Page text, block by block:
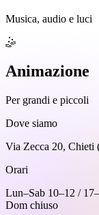
Musica, audio e luci
🤹
Animazione
Per grandi e piccoli
Dove siamo
Via Zecca 20, Chieti
Orari
Lun–Sab 10–12 /
Dom chiuso